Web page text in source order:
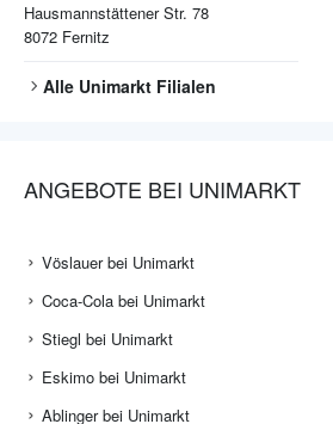
Hausmannstättener Str. 78
8072 Fernitz
Alle Unimarkt Filialen
ANGEBOTE BEI UNIMARKT
Vöslauer bei Unimarkt
Coca-Cola bei Unimarkt
Stiegl bei Unimarkt
Eskimo bei Unimarkt
Ablinger bei Unimarkt